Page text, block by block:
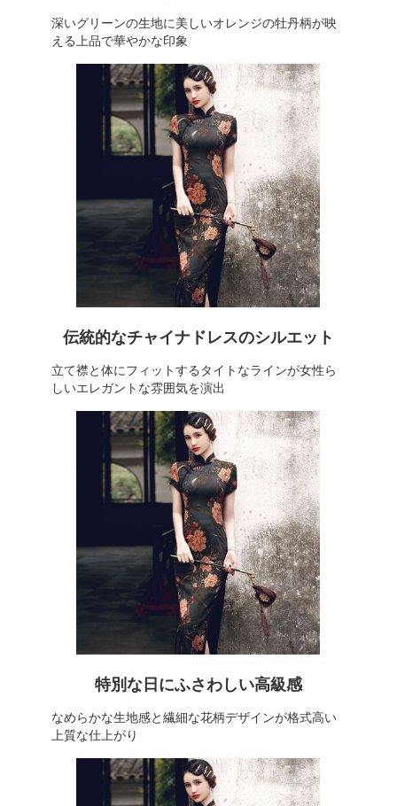
深いグリーンの生地に美しいオレンジの牡丹柄が映
える上品で華やかな印象
伝統的なチャイナドレスのシルエット
立て襟と体にフィットするタイトなラインが女性ら
しいエレガントな雰囲気を演出
特別な日にふさわしい高級感
なめらかな生地感と繊細な花柄デザインが格式高い
上質な仕上がり